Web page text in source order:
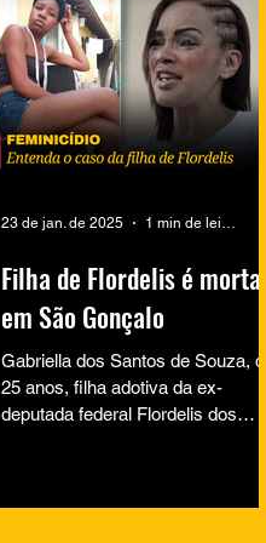
Filha de Flordelis é morta
em São Gonçalo
Gabriella dos Santos de Souza, de
25 anos, filha adotiva da ex-
deputada federal Flordelis dos
23 de jan. de 2025 1 min de leitura